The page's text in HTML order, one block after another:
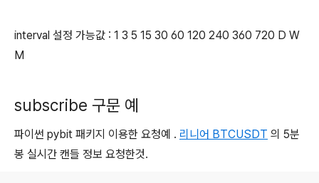
interval 설정 가능값 : 1 3 5 15 30 60 120 240 360 720 D W
M
subscribe 구문 예
파이썬 pybit 패키지 이용한 요청예 . 리니어 BTCUSDT 의 5분
봉 실시간 캔들 정보 요청한것.